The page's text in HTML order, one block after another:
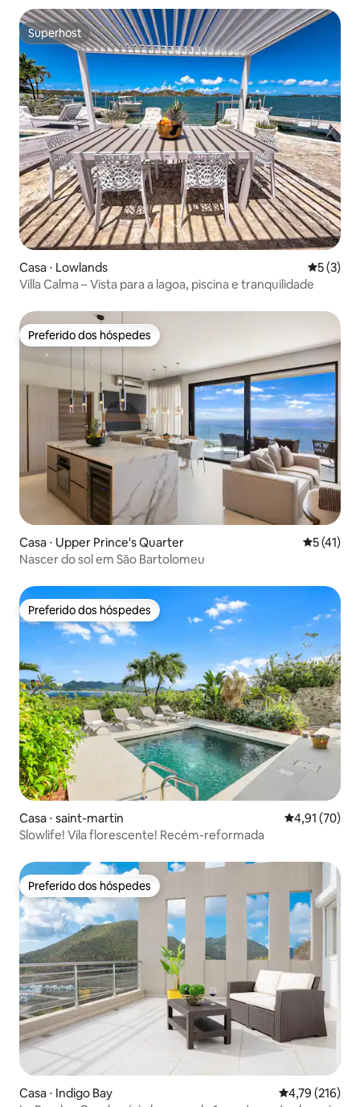
Superhost
Superhost
Casa ⋅ Lowlands 5 de
5 (3)
Villa Calma – Vista para a lagoa, piscina e tranquilidade
Preferido dos hóspedes
Preferido dos hóspedes
Casa ⋅ Upper Prince's Quarter 5 de uma
5 (41)
Nascer do sol em São Bartolomeu
Preferido dos hóspedes
Preferido dos hóspedes
Casa ⋅ saint-martin 4,91 de uma
4,91 (70)
Slowlife! Vila florescente! Recém-reformada
Preferido dos hóspedes
Preferido dos hóspedes
Casa ⋅ Indigo Bay 4,79 de uma
4,79 (216)